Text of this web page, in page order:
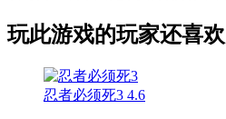
玩此游戏的玩家还喜欢
忍者必须死3 4.6